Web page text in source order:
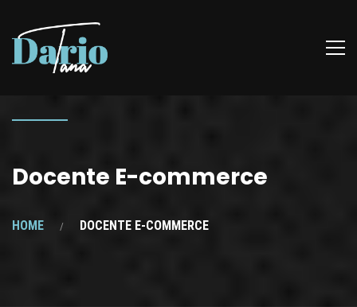
Docente E-commerce
HOME DOCENTE E-COMMERCE